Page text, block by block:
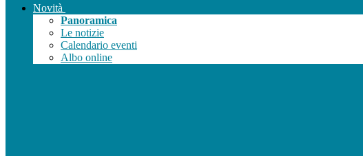
Novità
Panoramica
Le notizie
Calendario eventi
Albo online